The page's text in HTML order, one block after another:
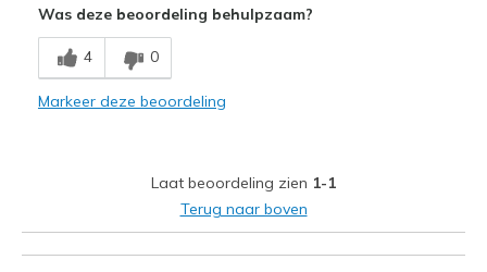
Minpunten
Need Break In
Width
Feels true to width
Was deze beoordeling behulpzaam?
4 0
Markeer deze beoordeling
Laat beoordeling zien 1-1
Terug naar boven